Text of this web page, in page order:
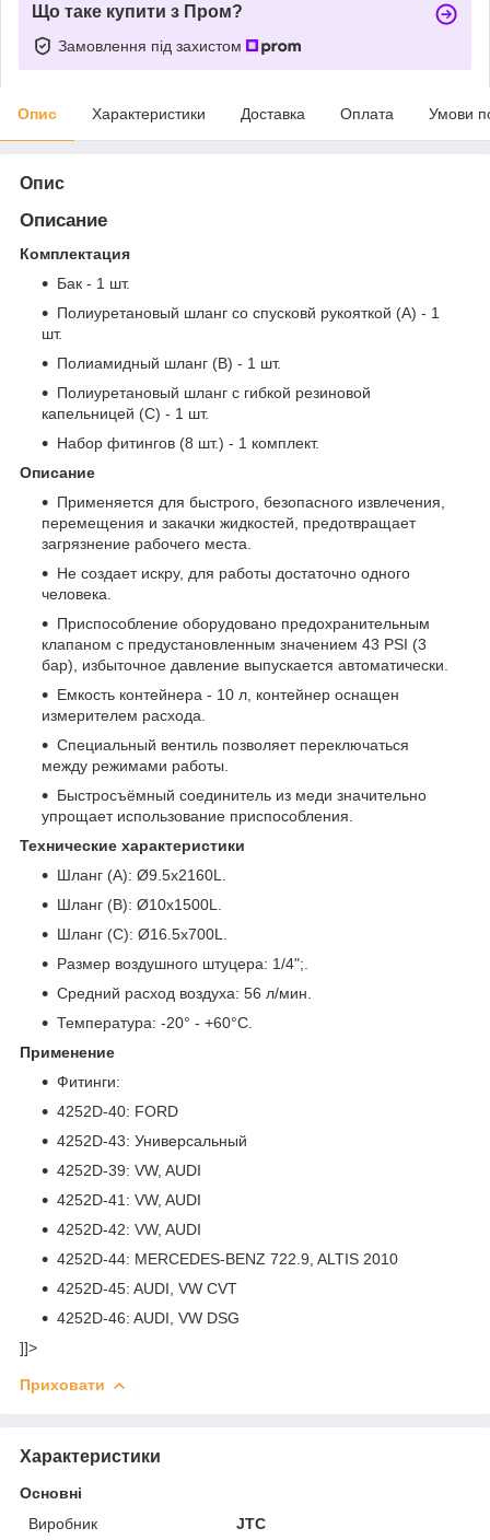
Що таке купити з Пром?
Замовлення під захистом
Опис Характеристики Доставка Оплата Умови
Опис
Описание
Комплектация
Бак - 1 шт.
Полиуретановый шланг со спусковй рукояткой (А) - 1
шт.
Полиамидный шланг (В) - 1 шт.
Полиуретановый шланг с гибкой резиновой
капельницей (С) - 1 шт.
Набор фитингов (8 шт.) - 1 комплект.
Описание
Применяется для быстрого, безопасного извлечения,
перемещения и закачки жидкостей, предотвращает
загрязнение рабочего места.
Не создает искру, для работы достаточно одного
человека.
Приспособление оборудовано предохранительным
клапаном с предустановленным значением 43 PSI (3
бар), избыточное давление выпускается автоматически.
Емкость контейнера - 10 л, контейнер оснащен
измерителем расхода.
Специальный вентиль позволяет переключаться
между режимами работы.
Быстросъёмный соединитель из меди значительно
упрощает использование приспособления.
Технические характеристики
Шланг (А): Ø9.5х2160L.
Шланг (В): Ø10х1500L.
Шланг (С): Ø16.5х700L.
Размер воздушного штуцера: 1/4";.
Средний расход воздуха: 56 л/мин.
Температура: -20° - +60°C.
Применение
Фитинги:
4252D-40: FORD
4252D-43: Универсальный
4252D-39: VW, AUDI
4252D-41: VW, AUDI
4252D-42: VW, AUDI
4252D-44: MERCEDES-BENZ 722.9, ALTIS 2010
4252D-45: AUDI, VW CVT
4252D-46: AUDI, VW DSG
]]>
Приховати
Характеристики
Основні
Виробник
JTC